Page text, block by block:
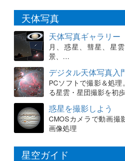
天体写真
天体写真ギャラリー
月、惑星、彗星、星
景、…
デジタル天体写真入
PCソフトで撮影＆処
る星雲・星団撮影を初
惑星を撮影しよう
CMOSカメラで動画撮
画像処理
星空ガイド